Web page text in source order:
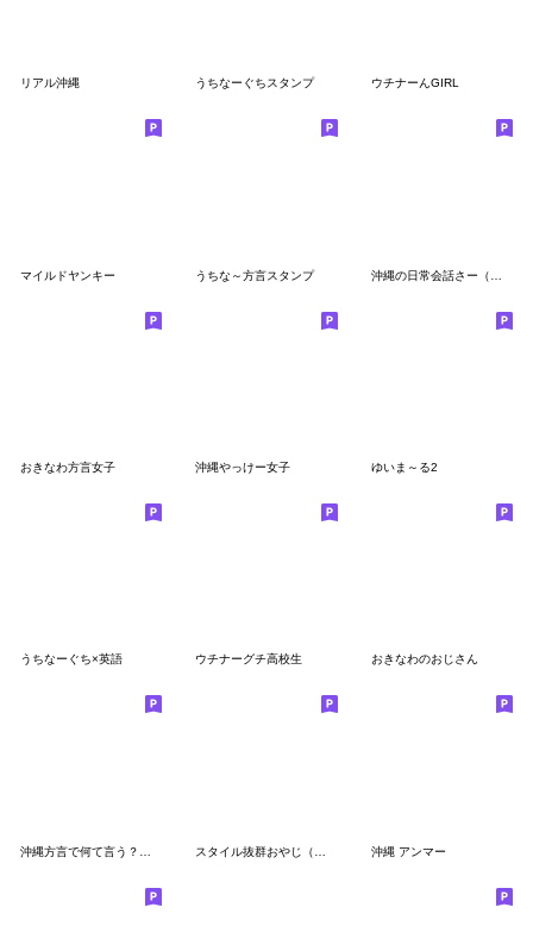
リアル沖縄 うちなーぐちスタンプ ウチナーんGIRL
マイルドヤンキー うちな～方言スタンプ
おきなわ方言女子 沖縄やっけー女子 ゆいま～る2
うちなーぐち×英語 ウチナーグチ高校生 おきなわのおじさん
沖縄 アンマー